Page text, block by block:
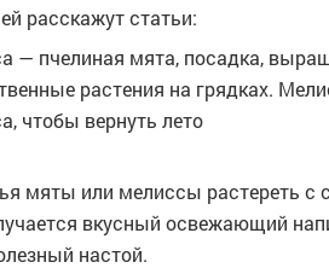
расскажут статьи:
— пчелиная мята, посадка,
растения на грядках.
чтобы вернуть лето
мяты или мелиссы растереть с
вкусный освежающий
настой.